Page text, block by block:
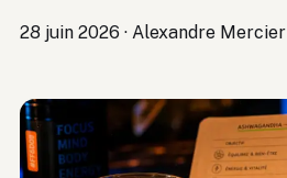
28 juin 2026 · Alexandre Mercier